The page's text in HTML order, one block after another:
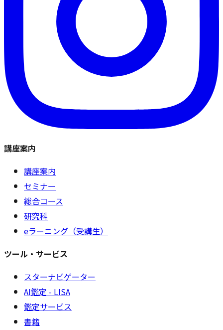
講座案内
講座案内
セミナー
総合コース
研究科
eラーニング（受講生）
ツール・サービス
スターナビゲーター
AI鑑定 - LISA
鑑定サービス
書籍